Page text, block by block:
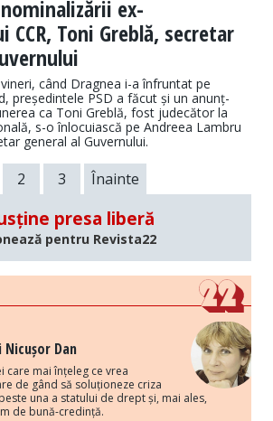
ex-
CCR, Toni Greblă, secretar
când Dragnea i-a înfruntat pe
președintele PSD a făcut și un anunț-
ca Toni Greblă, fost judecător la
s-o înlocuiască pe Andreea Lambru
general al Guvernului.
2 3 Înainte
presa liberă
pentru Revista22
Dan
care mai înțeleg ce vrea
de gând să soluționeze criza
una a statului de drept și, mai ales,
de bună-credință.